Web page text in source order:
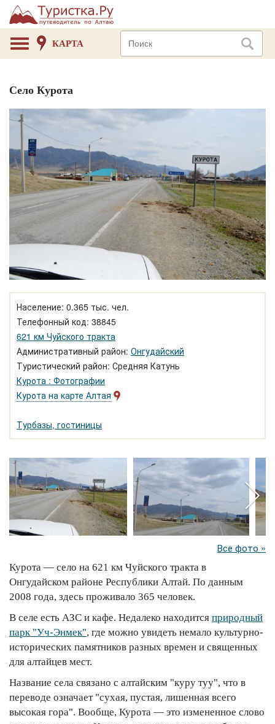
КАРТА
Село Курота
Население: 0.365 тыс. чел.
Телефонный код: 38845
621 км Чуйского тракта
Административный район: Онгудайский
Туристический район: Средняя Катунь
Курота : Фотографии
Курота на карте Алтая
Турбазы, гостиницы
Все фото »
Курота — село на 621 км Чуйского тракта в
Онгудайском районе Республики Алтай. По данным
2008 года, здесь проживало 365 человек.
В селе есть АЗС и кафе. Недалеко находится природный
парк "Уч-Энмек", где можно увидеть немало культурно-
исторических памятников разных времен и священных
для алтайцев мест.
Название села связано с алтайским "куру туу", что в
переводе означает "сухая, пустая, лишенная всего
высокая гора". Вообще, Курота — это измененное слово